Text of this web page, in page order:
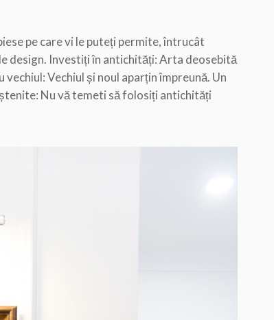
pe care vi le puteți permite, întrucât
design. Investiți în antichități: Arta deosebită
Vechiul și noul aparțin împreună. Un
Nu vă temeti să folosiți antichități